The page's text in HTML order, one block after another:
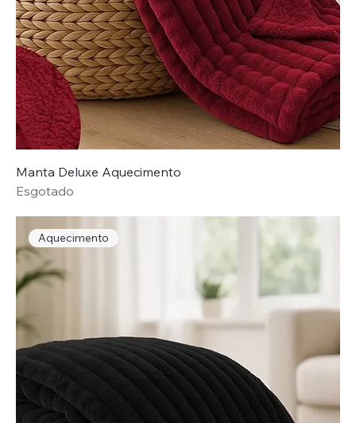
Manta Deluxe Aquecimento
Esgotado
Aquecimento